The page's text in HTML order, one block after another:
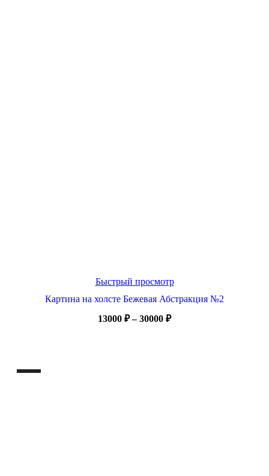
Быстрый просмотр
Картина на холсте Бежевая Абстракция №2
13000 ₽ – 30000 ₽Диапазон